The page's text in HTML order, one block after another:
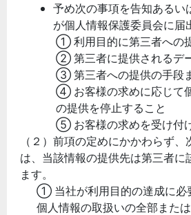
予め次の事項を告知あるい
が個人情報保護委員会に届
① 利用目的に第三者への
② 第三者に提供されるデ
③ 第三者への提供の手段
④ お客様の求めに応じて
の提供を停止すること
⑤ お客様の求めを受け付
（２）前項の定めにかかわらず
は、当該情報の提供先は第三者に
ます。
① 当社が利用目的の達成に必
個人情報の取扱いの全部また